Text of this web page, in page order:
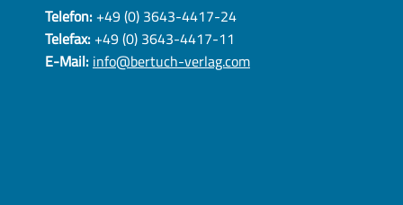
Telefon:+49 (0) 3643-4417-24
Telefax:+49 (0) 3643-4417-11
E-Mail:info@bertuch-verlag.com